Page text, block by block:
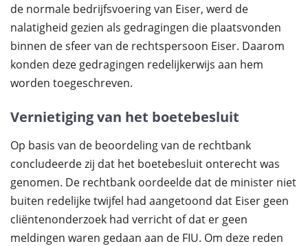
de normale bedrijfsvoering van Eiser, werd de
nalatigheid gezien als gedragingen die plaatsvonden
binnen de sfeer van de rechtspersoon Eiser. Daarom
konden deze gedragingen redelijkerwijs aan hem
worden toegeschreven.
Vernietiging van het boetebesluit
Op basis van de beoordeling van de rechtbank
concludeerde zij dat het boetebesluit onterecht was
genomen. De rechtbank oordeelde dat de minister niet
buiten redelijke twijfel had aangetoond dat Eiser geen
cliëntenonderzoek had verricht of dat er geen
meldingen waren gedaan aan de FIU. Om deze reden